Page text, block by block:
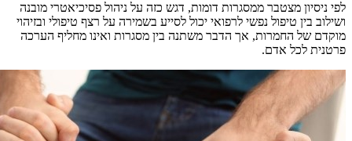
לפי ניסיון מצטבר ממסגרות דומות, דגש כזה על ניהול פסיכיאטרי מובנה
ושילוב בין טיפול נפשי לרפואי יכול לסייע בשמירה על רצף טיפולי ובזיהוי
מוקדם של החמרות, אך הדבר משתנה בין מסגרות ואינו מחליף הערכה
פרטנית לכל אדם.